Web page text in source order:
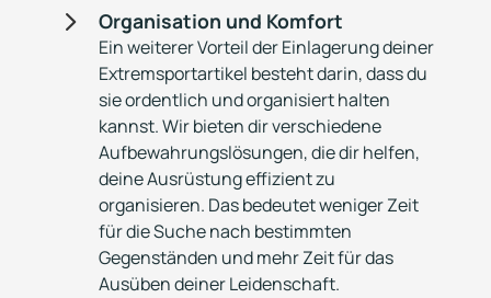
5 Organisation und Komfort
Ein weiterer Vorteil der Einlagerung deiner
Extremsportartikel besteht darin, dass du
sie ordentlich und organisiert halten
kannst. Wir bieten dir verschiedene
Aufbewahrungslösungen, die dir helfen,
deine Ausrüstung effizient zu
organisieren. Das bedeutet weniger Zeit
für die Suche nach bestimmten
Gegenständen und mehr Zeit für das
Ausüben deiner Leidenschaft.